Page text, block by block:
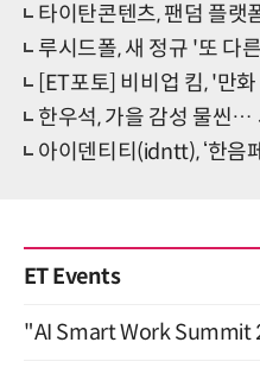
타이탄콘텐츠, 팬덤 플랫폼
루시드폴, 새 정규 '또 다른 곳
[ET포토] 비비업 킴, '만
한우석, 가을 감성 물씬…
아이덴티티(idntt), ‘한음
ET Events
"AI Smart Work Summit